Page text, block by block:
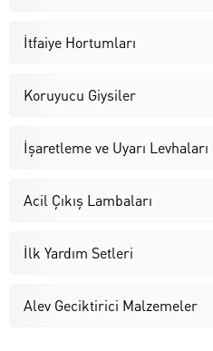
İtfaiye Hortumları
Koruyucu Giysiler
İşaretleme ve Uyarı Levhaları
Acil Çıkış Lambaları
İlk Yardım Setleri
Alev Geciktirici Malzemeler